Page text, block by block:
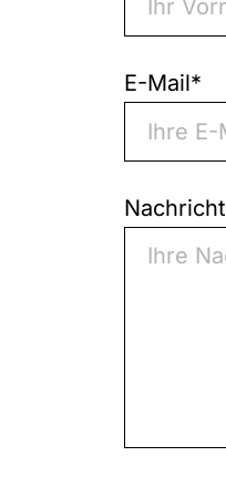
E-Mail*
Nachricht